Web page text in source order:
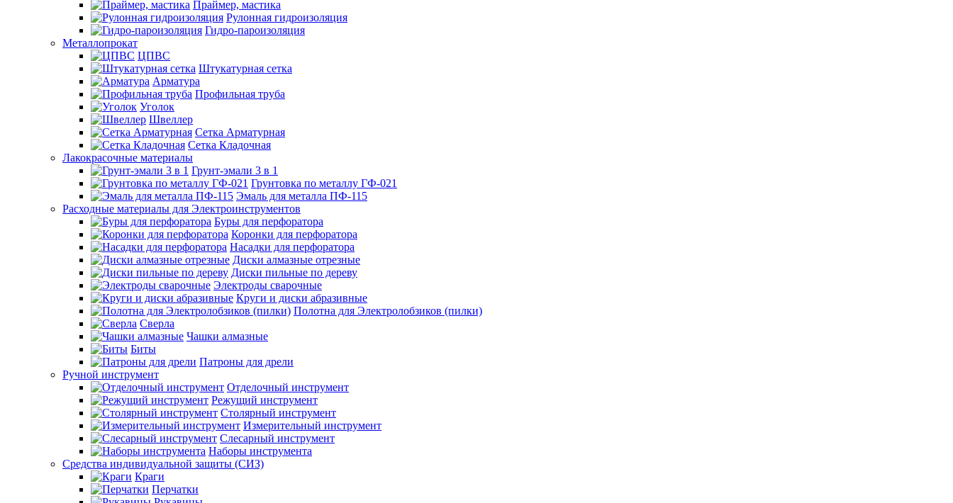
Праймер, мастика
Рулонная гидроизоляция
Гидро-пароизоляция
Металлопрокат
ЦПВС
Штукатурная сетка
Арматура
Профильная труба
Уголок
Швеллер
Сетка Арматурная
Сетка Кладочная
Лакокрасочные материалы
Грунт-эмали 3 в 1
Грунтовка по металлу ГФ-021
Эмаль для металла ПФ-115
Расходные материалы для Электроинструментов
Буры для перфоратора
Коронки для перфоратора
Насадки для перфоратора
Диски алмазные отрезные
Диски пильные по дереву
Электроды сварочные
Круги и диски абразивные
Полотна для Электролобзиков (пилки)
Сверла
Чашки алмазные
Биты
Патроны для дрели
Ручной инструмент
Отделочный инструмент
Режущий инструмент
Столярный инструмент
Измерительный инструмент
Слесарный инструмент
Наборы инструмента
Средства индивидуальной защиты (СИЗ)
Краги
Перчатки